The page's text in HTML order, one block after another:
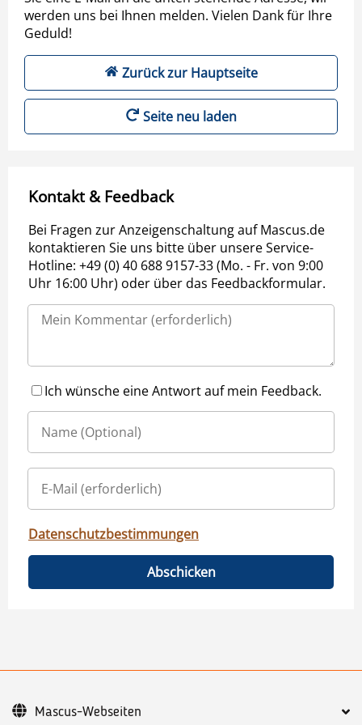
werden uns bei Ihnen melden. Vielen Dank für Ihre
Geduld!
Zurück zur Hauptseite
Seite neu laden
Kontakt & Feedback
Bei Fragen zur Anzeigenschaltung auf Mascus.de
kontaktieren Sie uns bitte über unsere Service-
Hotline: +49 (0) 40 688 9157-33 (Mo. - Fr. von 9:00
Uhr 16:00 Uhr) oder über das Feedbackformular.
Ich wünsche eine Antwort auf mein Feedback.
Datenschutzbestimmungen
Abschicken
Mascus-Webseiten